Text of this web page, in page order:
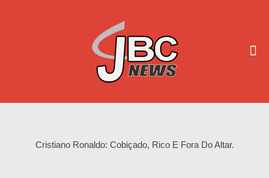
Cristiano Ronaldo: Cobiçado, Rico E Fora Do Altar.